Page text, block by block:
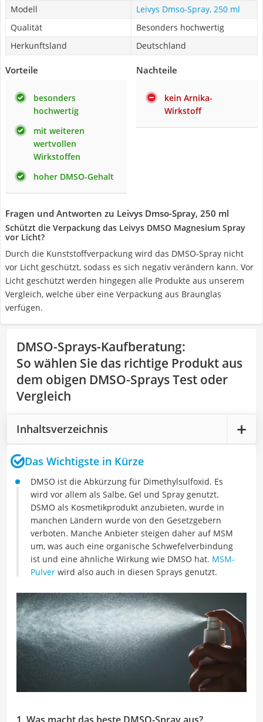
Modell
Leivys Dmso-Spray, 250 ml
Qualität
Besonders hochwertig
Herkunftsland
Deutschland
Vorteile
besonders
hochwertig
mit weiteren
wertvollen
Wirkstoffen
hoher DMSO-Gehalt
Nachteile
kein Arnika-
Wirkstoff
Fragen und Antworten zu Leivys Dmso-Spray, 250 ml
Schützt die Verpackung das Leivys DMSO Magnesium Spray
vor Licht?
Durch die Kunststoffverpackung wird das DMSO-Spray nicht
vor Licht geschützt, sodass es sich negativ verändern kann. Vor
Licht geschützt werden hingegen alle Produkte aus unserem
Vergleich, welche über eine Verpackung aus Braunglas
verfügen.
DMSO-Sprays-Kaufberatung:
So wählen Sie das richtige Produkt aus
dem obigen DMSO-Sprays Test oder
Vergleich
Inhaltsverzeichnis
Das Wichtigste in Kürze
DMSO ist die Abkürzung für Dimethylsulfoxid. Es
wird vor allem als Salbe, Gel und Spray genutzt.
DSMO als Kosmetikprodukt anzubieten, wurde in
manchen Ländern wurde von den Gesetzgebern
verboten. Manche Anbieter steigen daher auf MSM
um, was auch eine organische Schwefelverbindung
ist und eine ähnliche Wirkung wie DMSO hat. MSM-
Pulver wird also auch in diesen Sprays genutzt.